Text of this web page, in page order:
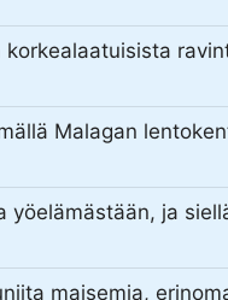
Malagan
yöelämästään, ja
maisemia,